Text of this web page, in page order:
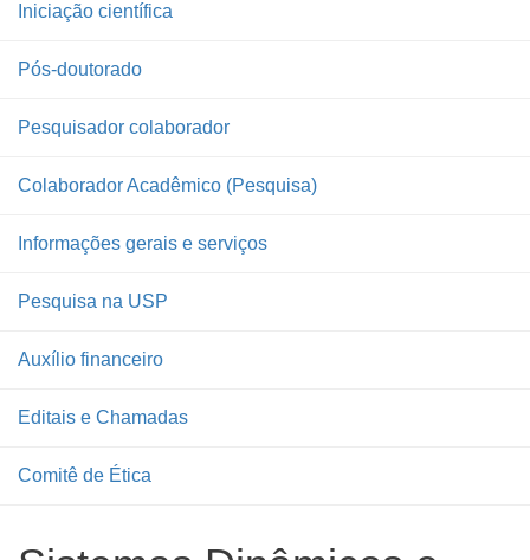
Iniciação científica
Pós-doutorado
Pesquisador colaborador
Colaborador Acadêmico (Pesquisa)
Informações gerais e serviços
Pesquisa na USP
Auxílio financeiro
Editais e Chamadas
Comitê de Ética